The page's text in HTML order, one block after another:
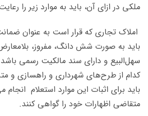
ملکی در ازای آن، باید به موارد زیر را
املاک تجاری که قرار است به عنوان
باید به صورت شش دانگ، مفروز،
سهل‌البیع و دارای سند مالکیت رسمی
کدام از طرح‌های شهرداری و راهسازی و
باید برای اثبات این موارد استعلام انجام
متقاضی اظهارات خود را گواهی کنند.